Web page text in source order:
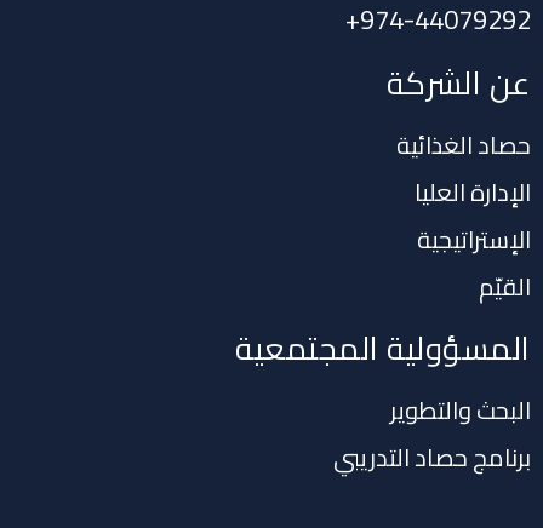
974-44079292
+
عن الشركة
حصاد الغذائية
الإدارة العليا
الإستراتيجية
القيّم
المسؤولية المجتمعية
البحث والتطوير
برنامج حصاد التدريبي